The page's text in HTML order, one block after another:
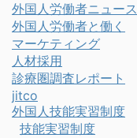
外国人労働者ニュース
外国人労働者と働く
マーケティング
人材採用
診療圏調査レポート
jitco
外国人技能実習制度
技能実習制度